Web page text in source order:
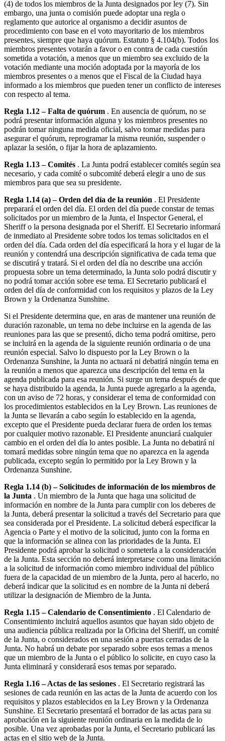
(4) de todos los miembros de la Junta designados por ley (7). Sin
embargo, una junta o comisión puede adoptar una regla o
reglamento que autorice al organismo a decidir asuntos de
procedimiento con base en el voto mayoritario de los miembros
presentes, siempre que haya quórum. Estatuto § 4.104(b). Todos los
miembros presentes votarán a favor o en contra de cada cuestión
sometida a votación, a menos que un miembro sea excluido de la
votación mediante una moción adoptada por la mayoría de los
miembros presentes o a menos que el Fiscal de la Ciudad haya
informado a los miembros que pueden tener un conflicto de intereses
con respecto al tema.
Regla 1.12 – Falta de quórum . En ausencia de quórum, no se
podrá presentar información alguna y los miembros presentes no
podrán tomar ninguna medida oficial, salvo tomar medidas para
asegurar el quórum, reprogramar la misma reunión, suspender o
aplazar la sesión, o fijar la hora de aplazamiento.
Regla 1.13 – Comités . La Junta podrá establecer comités según sea
necesario, y cada comité o subcomité deberá elegir a uno de sus
miembros para que sea su presidente.
Regla 1.14 (a) – Orden del día de la reunión . El Presidente
preparará el orden del día. El orden del día puede constar de temas
solicitados por un miembro de la Junta, el Inspector General, el
Sheriff o la persona designada por el Sheriff. El Secretario informará
de inmediato al Presidente sobre todos los temas solicitados en el
orden del día. Cada orden del día especificará la hora y el lugar de la
reunión y contendrá una descripción significativa de cada tema que
se discutirá y tratará. Si el orden del día no describe una acción
propuesta sobre un tema determinado, la Junta solo podrá discutir y
no podrá tomar acción sobre ese tema. El Secretario publicará el
orden del día de conformidad con los requisitos y plazos de la Ley
Brown y la Ordenanza Sunshine.
Si el Presidente determina que, en aras de mantener una reunión de
duración razonable, un tema no debe incluirse en la agenda de las
reuniones para las que se presentó, dicho tema podrá omitirse, pero
se incluirá en la agenda de la siguiente reunión ordinaria o de una
reunión especial. Salvo lo dispuesto por la Ley Brown o la
Ordenanza Sunshine, la Junta no actuará ni debatirá ningún tema en
la reunión a menos que aparezca una descripción del tema en la
agenda publicada para esa reunión. Si surge un tema después de que
se haya distribuido la agenda, la Junta puede agregarlo a la agenda,
con un aviso de 72 horas, y considerar el tema de conformidad con
los procedimientos establecidos en la Ley Brown. Las reuniones de
la Junta se llevarán a cabo según lo establecido en la agenda,
excepto que el Presidente pueda declarar fuera de orden los temas
por cualquier motivo razonable. El Presidente anunciará cualquier
cambio en el orden del día lo antes posible. La Junta no debatirá ni
tomará medidas sobre ningún tema que no aparezca en la agenda
publicada, excepto según lo permitido por la Ley Brown y la
Ordenanza Sunshine.
Regla 1.14 (b) – Solicitudes de información de los miembros de
la Junta . Un miembro de la Junta que haga una solicitud de
información en nombre de la Junta para cumplir con los deberes de
la Junta, deberá presentar la solicitud a través del Secretario para que
sea considerada por el Presidente. La solicitud deberá especificar la
Agencia o Parte y el motivo de la solicitud, junto con la forma en
que la información se alinea con las prioridades de la Junta. El
Presidente podrá aprobar la solicitud o someterla a la consideración
de la Junta. Esta sección no deberá interpretarse como una limitación
a la solicitud de información como miembro individual del público
fuera de la capacidad de un miembro de la Junta, pero al hacerlo, no
deberá indicar que la solicitud es en nombre de la Junta ni deberá
utilizar la designación de Miembro de la Junta.
Regla 1.15 – Calendario de Consentimiento . El Calendario de
Consentimiento incluirá aquellos asuntos que hayan sido objeto de
una audiencia pública realizada por la Oficina del Sheriff, un comité
de la Junta, o considerados en una sesión a puertas cerradas de la
Junta. No habrá un debate por separado sobre esos temas a menos
que un miembro de la Junta o el público lo solicite, en cuyo caso la
Junta eliminará y considerará esos temas por separado.
Regla 1.16 – Actas de las sesiones . El Secretario registrará las
sesiones de cada reunión en las actas de la Junta de acuerdo con los
requisitos y plazos establecidos en la Ley Brown y la Ordenanza
Sunshine. El Secretario presentará el borrador de las actas para su
aprobación en la siguiente reunión ordinaria en la medida de lo
posible. Una vez aprobadas por la Junta, el Secretario publicará las
actas en el sitio web de la Junta.